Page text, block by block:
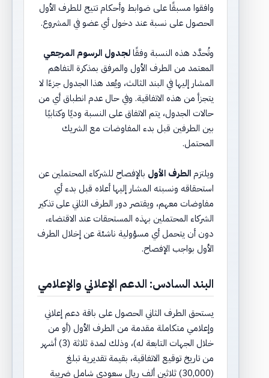
وافقوا مسبقًا على ضوابط وأحكام تتيح للطرف الأول
الحصول على نسبة عند دخول أي عضو في المشروع.
وتُحدَّد هذه النسبة وفقًالجدول الرسوم المرجعي
المعتمد من الطرف الأول والمرفق بمذكرة التفاهم
المشار إليها في البند الثالث، ويُعد هذا الجدول جزءًا لا
يتجزأ من هذه الاتفاقية. وفي حال عدم انطباق أي من
حالات الجدول، يتم الاتفاق على النسبة وديًا وكتابيًا
بين الطرفين قبل بدء المفاوضات مع الشريك
المحتمل.
ويلتزم الطرف الأول بالإفصاح للشركاء المحتملين عن
استحقاقه ونسبته المشار إليها أعلاه قبل بدء أي
مفاوضات معهم، ويقتصر دور الطرف الثاني على تذكير
الشركاء المحتملين بهذه المستحقات عند الاقتضاء،
دون أن يتحمل أي مسؤولية ناشئة عن إخلال الطرف
الأول بواجب الإفصاح.
البند السادس: الدعم الإعلاني والإعلامي
يستحق الطرف الثاني الحصول على باقة دعم إعلاني
وإعلامي متكاملة مقدمة من الطرف الأول (أو من
خلال الجهات التابعة له)، وذلك لمدة ثلاثة (3) أشهر
من تاريخ توقيع الاتفاقية، بقيمة تقديرية تبلغ
(30,000) ثلاثين ألف ريال سعودي شامل ضريبة